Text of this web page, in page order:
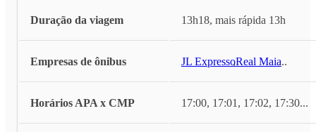
Duração da viagem 13h18, mais rápida 13h
Empresas de ônibus JL Expresso,Real Maia...
Horários APA x CMP 17:00, 17:01, 17:02, 17:30...